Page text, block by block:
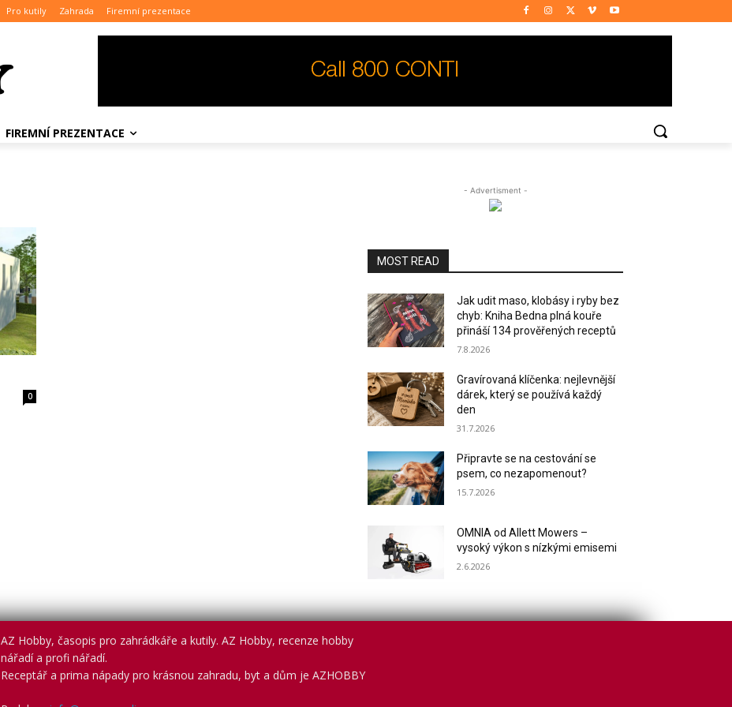
Pro kutily Zahrada Firemní prezentace
FIREMNÍ PREZENTACE
0
- Advertisment -
MOST READ
Jak udit maso, klobásy i ryby bez
chyb: Kniha Bedna plná kouře
přináší 134 prověřených receptů
7.8.2026
Gravírovaná klíčenka: nejlevnější
dárek, který se používá každý
den
31.7.2026
Připravte se na cestování se
psem, co nezapomenout?
15.7.2026
OMNIA od Allett Mowers –
vysoký výkon s nízkými emisemi
2.6.2026
AZ Hobby, časopis pro zahrádkáře a kutily. AZ Hobby, recenze hobby
nářadí a profi nářadí.
Receptář a prima nápady pro krásnou zahradu, byt a dům je AZHOBBY